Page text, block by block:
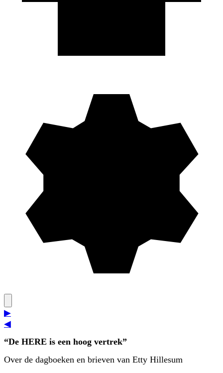
▶
◀
De HERE is een hoog vertrek
Over de dagboeken en brieven van Etty Hillesum